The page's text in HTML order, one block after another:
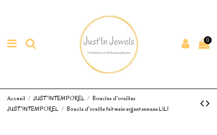
0
Accueil JUST'INTEMPOREL
Boucles d'oreilles
JUST'INTEMPOREL
Boucle d'oreille fait main argent anneau LILI